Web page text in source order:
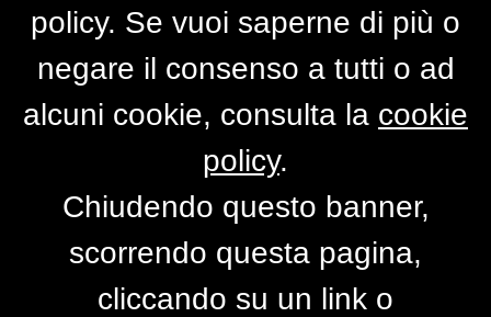
Foto castello
policy. Se vuoi saperne di più o
negare il consenso a tutti o ad
alcuni cookie, consulta la cookie
policy.
Chiudendo questo banner,
scorrendo questa pagina,
cliccando su un link o